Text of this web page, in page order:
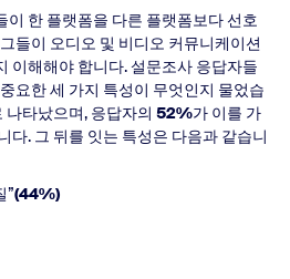
한 플랫폼을 다른 플랫폼보다 선호
들이 오디오 및 비디오 커뮤니케이션
이해해야 합니다. 설문조사 응답자들
요한 세 가지 특성이 무엇인지 물었습
나타났으며, 응답자의 52%가 이를 가
다. 그 뒤를 잇는 특성은 다음과 같습니
”(44%)